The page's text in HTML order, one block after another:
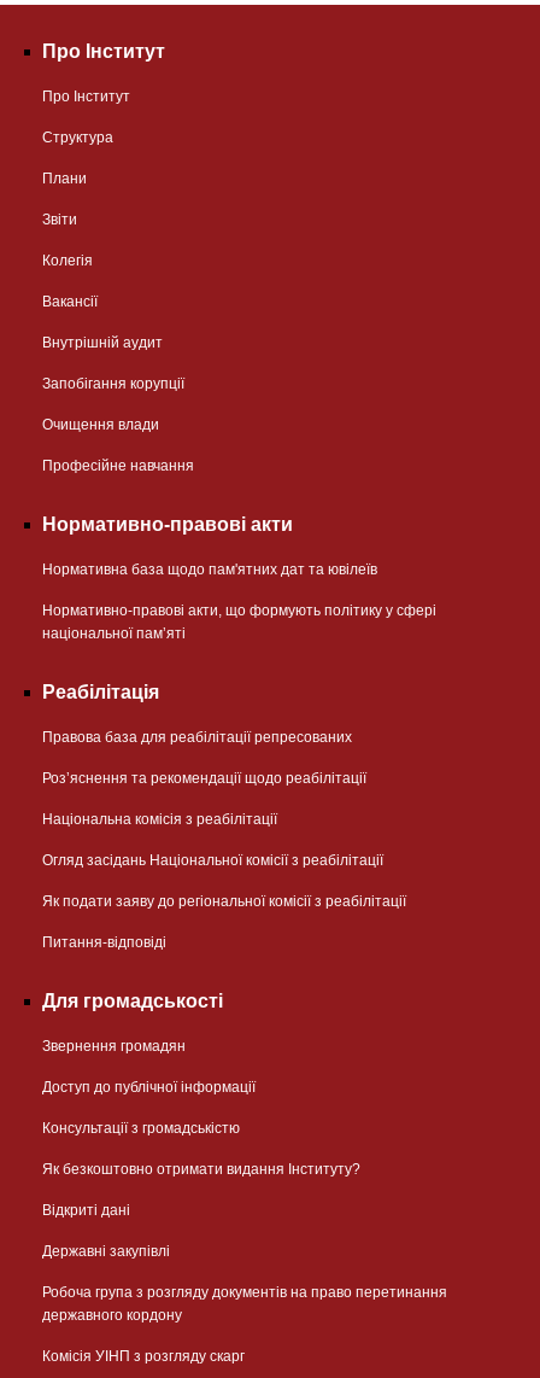
Про Інститут
Про Інститут
Структура
Плани
Звіти
Колегія
Вакансії
Внутрішній аудит
Запобігання корупції
Очищення влади
Професійне навчання
Нормативно-правові акти
Нормативна база щодо пам'ятних дат та ювілеїв
Нормативно-правові акти, що формують політику у сфері
національної памʼяті
Реабілітація
Правова база для реабілітації репресованих
Розʼяснення та рекомендації щодо реабілітації
Національна комісія з реабілітації
Огляд засідань Національної комісії з реабілітації
Як подати заяву до регіональної комісії з реабілітації
Питання-відповіді
Для громадськості
Звернення громадян
Доступ до публічної інформації
Консультації з громадськістю
Як безкоштовно отримати видання Інституту?
Відкриті дані
Державні закупівлі
Робоча група з розгляду документів на право перетинання
державного кордону
Комісія УІНП з розгляду скарг